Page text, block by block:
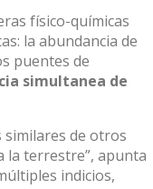
físico-químicas
la abundancia de
puentes de
simultanea de
de otros
la terrestre”, apunta
indicios,